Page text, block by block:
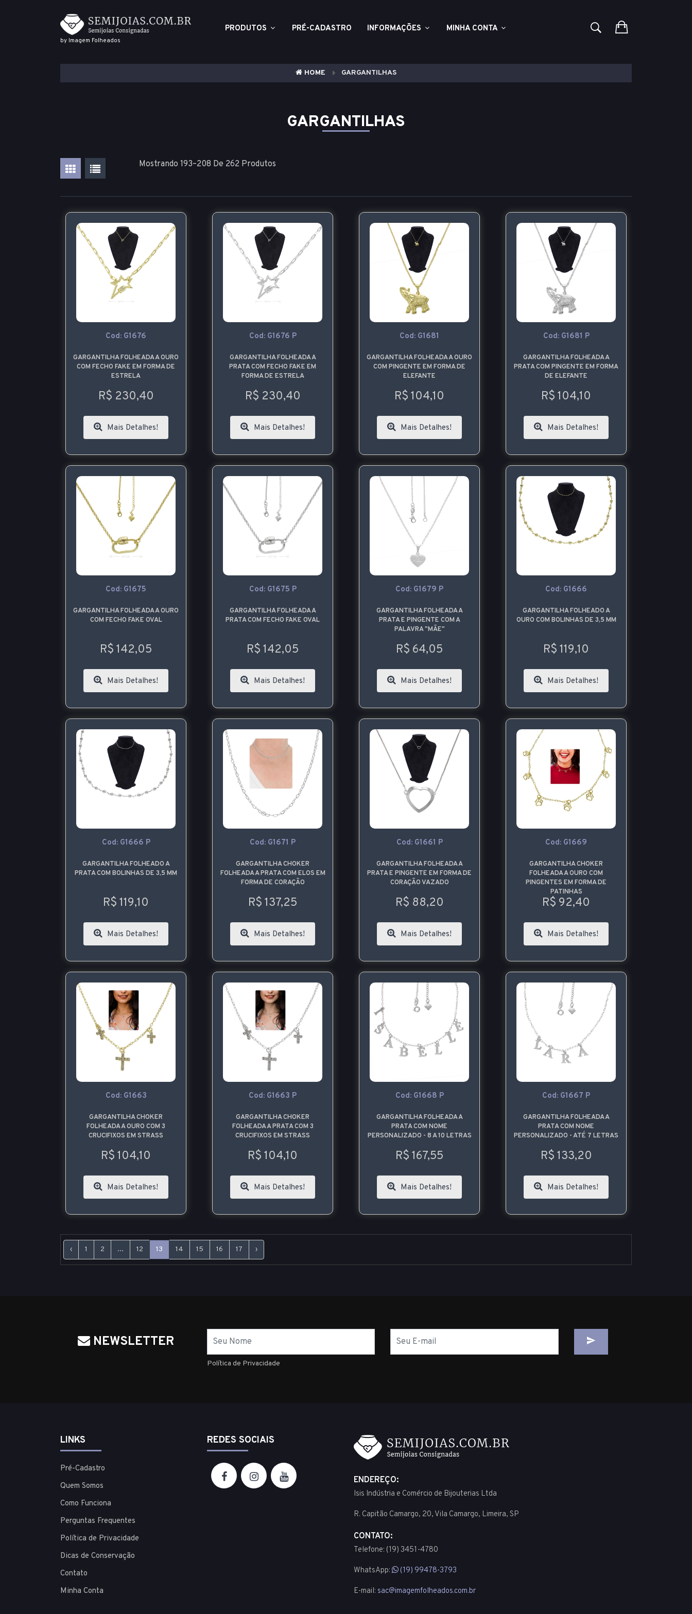
by Imagem Folheados
PRODUTOS PRÉ-CADASTRO INFORMAÇÕES MINHA CONTA
HOME GARGANTILHAS
GARGANTILHAS
Mostrando 193–208 De 262 Produtos
Cod: G1676
GARGANTILHA FOLHEADA A OURO
COM FECHO FAKE EM FORMA DE
ESTRELA
R$ 230,40
Mais Detalhes!
Cod: G1676 P
GARGANTILHA FOLHEADA A
PRATA COM FECHO FAKE EM
FORMA DE ESTRELA
R$ 230,40
Mais Detalhes!
Cod: G1681
GARGANTILHA FOLHEADA A OURO
COM PINGENTE EM FORMA DE
ELEFANTE
R$ 104,10
Mais Detalhes!
Cod: G1681 P
GARGANTILHA FOLHEADA A
PRATA COM PINGENTE EM FORMA
DE ELEFANTE
R$ 104,10
Mais Detalhes!
Cod: G1675
GARGANTILHA FOLHEADA A OURO
COM FECHO FAKE OVAL
R$ 142,05
Mais Detalhes!
Cod: G1675 P
GARGANTILHA FOLHEADA A
PRATA COM FECHO FAKE OVAL
R$ 142,05
Mais Detalhes!
Cod: G1679 P
GARGANTILHA FOLHEADA A
PRATA E PINGENTE COM A
PALAVRA "MÃE"
R$ 64,05
Mais Detalhes!
Cod: G1666
GARGANTILHA FOLHEADO A
OURO COM BOLINHAS DE 3,5 MM
R$ 119,10
Mais Detalhes!
Cod: G1666 P
GARGANTILHA FOLHEADO A
PRATA COM BOLINHAS DE 3,5 MM
R$ 119,10
Mais Detalhes!
Cod: G1671 P
GARGANTILHA CHOKER
FOLHEADA A PRATA COM ELOS EM
FORMA DE CORAÇÃO
R$ 137,25
Mais Detalhes!
Cod: G1661 P
GARGANTILHA FOLHEADA A
PRATA E PINGENTE EM FORMA DE
CORAÇÃO VAZADO
R$ 88,20
Mais Detalhes!
Cod: G1669
GARGANTILHA CHOKER
FOLHEADA A OURO COM
PINGENTES EM FORMA DE
PATINHAS
R$ 92,40
Mais Detalhes!
Cod: G1663
GARGANTILHA CHOKER
FOLHEADA A OURO COM 3
CRUCIFIXOS EM STRASS
R$ 104,10
Mais Detalhes!
Cod: G1663 P
GARGANTILHA CHOKER
FOLHEADA A PRATA COM 3
CRUCIFIXOS EM STRASS
R$ 104,10
Mais Detalhes!
Cod: G1668 P
GARGANTILHA FOLHEADA A
PRATA COM NOME
PERSONALIZADO - 8 A 10 LETRAS
R$ 167,55
Mais Detalhes!
Cod: G1667 P
GARGANTILHA FOLHEADA A
PRATA COM NOME
PERSONALIZADO - ATÉ 7 LETRAS
R$ 133,20
Mais Detalhes!
‹ 1 2 ... 12 13 14 15 16 17 ›
NEWSLETTER
mail
Política de Privacidade
LINKS
Pré-Cadastro
Quem Somos
Como Funciona
Perguntas Frequentes
Política de Privacidade
Dicas de Conservação
Contato
Minha Conta
REDES SOCIAIS
ENDEREÇO:
Isis Indústria e Comércio de Bijouterias Ltda
R. Capitão Camargo, 20, Vila Camargo, Limeira, SP
CONTATO:
Telefone: (19) 3451-4780
WhatsApp: (19) 99478-3793
E-mail: sac@imagemfolheados.com.br